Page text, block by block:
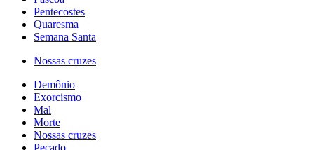
Pentecostes
Quaresma
Semana Santa
Nossas cruzes
Demônio
Exorcismo
Mal
Morte
Nossas cruzes
Pecado